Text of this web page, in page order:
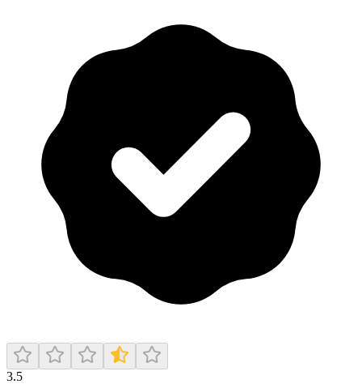
3.5